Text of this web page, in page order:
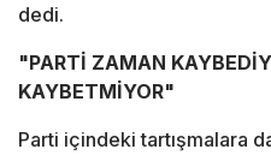
dedi.
"PARTİ ZAMAN
KAYBETMİYOR"
Parti içindeki tartışmalara